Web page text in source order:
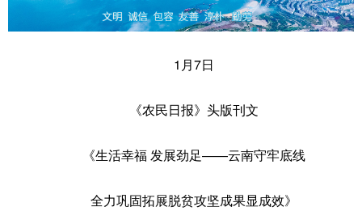
1月7日
《农民日报》头版刊文
《生活幸福 发展劲足——云南守牢底线
全力巩固拓展脱贫攻坚成果显成效》